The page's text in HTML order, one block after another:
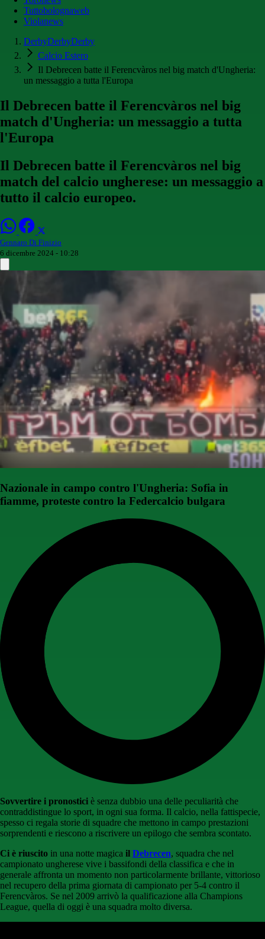
Tuttobolognaweb
Violanews
DerbyDerbyDerby
Calcio Estero
Il Debrecen batte il Ferencvàros nel big match d'Ungheria:
un messaggio a tutta l'Europa
Il Debrecen batte il Ferencvàros nel big
match d'Ungheria: un messaggio a tutta
l'Europa
Il Debrecen batte il Ferencvàros nel big
match del calcio ungherese: un messaggio a
tutto il calcio europeo.
Gennaro Di Finizio
6 dicembre 2024 - 10:28
Nazionale in campo contro l'Ungheria: Sofia in
fiamme, proteste contro la Federcalcio bulgara
Sovvertire i pronostici è senza dubbio una delle peculiarità che
contraddistingue lo sport, in ogni sua forma. Il calcio, nella fattispecie,
spesso ci regala storie di squadre che mettono in campo prestazioni
sorprendenti e riescono a riscrivere un epilogo che sembra scontato.
Ci è riuscito in una notte magica il Debrecen, squadra che nel
campionato ungherese vive i bassifondi della classifica e che in
generale affronta un momento non particolarmente brillante, vittorioso
nel recupero della prima giornata di campionato per 5-4 contro il
Ferencvàros. Se nel 2009 arrivò la qualificazione alla Champions
League, quella di oggi è una squadra molto diversa.